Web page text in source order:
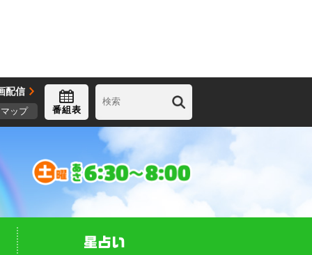
配信
ップ 番組表
星占い